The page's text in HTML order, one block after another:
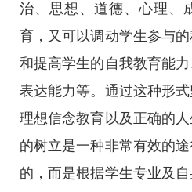
治、思想、道德、心理、
育，又可以调动学生参与
和提高学生的自我教育能
表达能力等。通过这种形
理想信念教育以及正确的
的树立是一种非常有效的
的，而是根据学生专业及